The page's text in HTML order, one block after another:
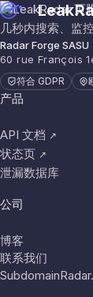
几秒内搜索、监
Radar Forge SASU
60 rue François
符合 GDPR
产品
API 文档 ↗
状态页 ↗
泄漏数据库
公司
博客
联系我们